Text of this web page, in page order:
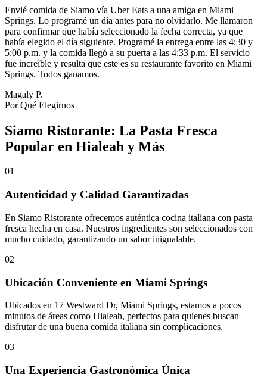
Envié comida de Siamo vía Uber Eats a una amiga en Miami
Springs. Lo programé un día antes para no olvidarlo. Me llamaron
para confirmar que había seleccionado la fecha correcta, ya que
había elegido el día siguiente. Programé la entrega entre las 4:30 y
5:00 p.m. y la comida llegó a su puerta a las 4:33 p.m. El servicio
fue increíble y resulta que este es su restaurante favorito en Miami
Springs. Todos ganamos.
Magaly P.
Por Qué Elegirnos
Siamo Ristorante: La Pasta Fresca
Popular en Hialeah y Más
01
Autenticidad y Calidad Garantizadas
En Siamo Ristorante ofrecemos auténtica cocina italiana con pasta
fresca hecha en casa. Nuestros ingredientes son seleccionados con
mucho cuidado, garantizando un sabor inigualable.
02
Ubicación Conveniente en Miami Springs
Ubicados en 17 Westward Dr, Miami Springs, estamos a pocos
minutos de áreas como Hialeah, perfectos para quienes buscan
disfrutar de una buena comida italiana sin complicaciones.
03
Una Experiencia Gastronómica Única